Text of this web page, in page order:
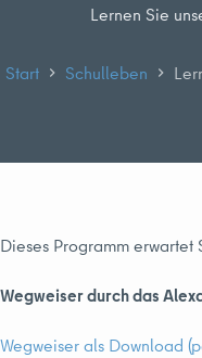
Lernen Sie
Start Schulleben
Dieses Programm
Wegweiser durch das
Wegweiser als Download